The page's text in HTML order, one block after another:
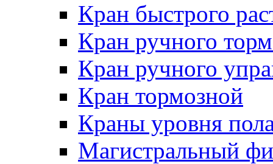
Кран быстрого
Кран ручного
Кран ручного
Кран тормозной
Краны уровня
Магистральный